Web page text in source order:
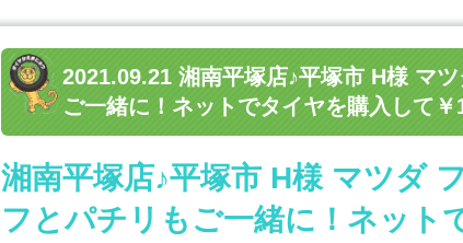
2021.09.21 湘南平塚店♪平塚市 H様 マ
ご一緒に！ネットでタイヤを購入して￥
湘南平塚店♪平塚市 H様 マツダ
フとパチリもご一緒に！ネット